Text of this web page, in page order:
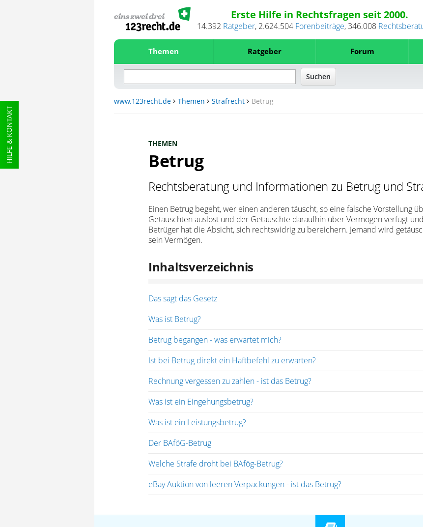
HILFE & KONTAKT
Erste Hilfe in Rechtsfragen seit 2000.
14.392 Ratgeber, 2.624.504 Forenbeiträge,346.008
Themen Ratgeber Forum
www.123recht.de Themen Strafrecht Betrug
THEMEN
Betrug
Rechtsberatung und Informationen zu Betrug und
Einen Betrug begeht, wer einen anderen täuscht, so eine falsche Vorstellung
Getäuschten auslöst und der Getäuschte daraufhin über Vermögen verfügt
Betrüger hat die Absicht, sich rechtswidrig zu bereichern. Jemand wird
sein Vermögen.
Inhaltsverzeichnis
Das sagt das Gesetz
Was ist Betrug?
Betrug begangen - was erwartet mich?
Ist bei Betrug direkt ein Haftbefehl zu erwarten?
Rechnung vergessen zu zahlen - ist das Betrug?
Was ist ein Eingehungsbetrug?
Was ist ein Leistungsbetrug?
Der BAföG-Betrug
Welche Strafe droht bei BAfög-Betrug?
eBay Auktion von leeren Verpackungen - ist das Betrug?